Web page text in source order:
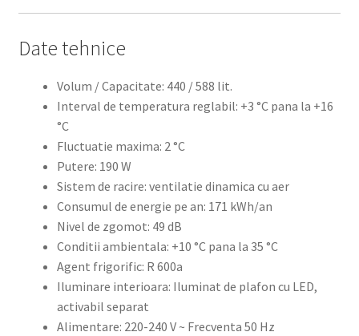
Date tehnice
Volum / Capacitate: 440 / 588 lit.
Interval de temperatura reglabil: +3 °C pana la +16
°C
Fluctuatie maxima: 2 °C
Putere: 190 W
Sistem de racire: ventilatie dinamica cu aer
Consumul de energie pe an: 171 kWh/an
Nivel de zgomot: 49 dB
Conditii ambientala: +10 °C pana la 35 °C
Agent frigorific: R 600a
Iluminare interioara: Iluminat de plafon cu LED,
activabil separat
Alimentare: 220-240 V ~ Frecventa 50 Hz